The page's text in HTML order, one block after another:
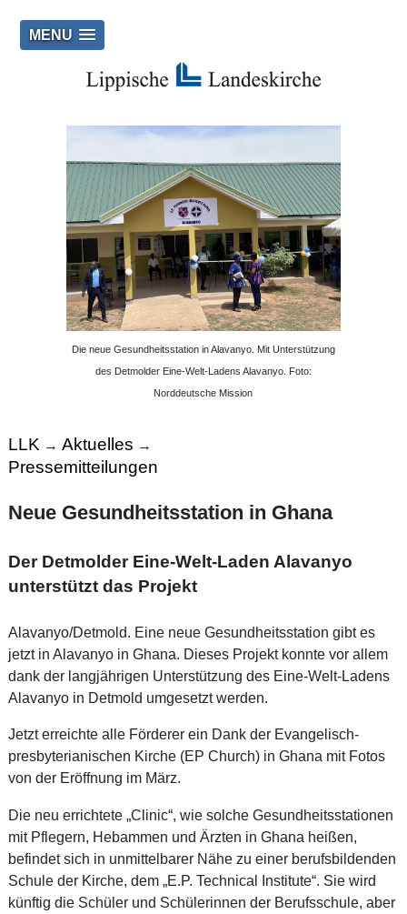
MENU
Die neue Gesundheitsstation in Alavanyo. Mit Unterstützung
des Detmolder Eine-Welt-Ladens Alavanyo. Foto:
Norddeutsche Mission
LLK → Aktuelles →
Pressemitteilungen
Neue Gesundheitsstation in Ghana
Der Detmolder Eine-Welt-Laden Alavanyo
unterstützt das Projekt
Alavanyo/Detmold. Eine neue Gesundheitsstation gibt es
jetzt in Alavanyo in Ghana. Dieses Projekt konnte vor allem
dank der langjährigen Unterstützung des Eine-Welt-Ladens
Alavanyo in Detmold umgesetzt werden.
Jetzt erreichte alle Förderer ein Dank der Evangelisch-
presbyterianischen Kirche (EP Church) in Ghana mit Fotos
von der Eröffnung im März.
Die neu errichtete „Clinic“, wie solche Gesundheitsstationen
mit Pflegern, Hebammen und Ärzten in Ghana heißen,
befindet sich in unmittelbarer Nähe zu einer berufsbildenden
Schule der Kirche, dem „E.P. Technical Institute“. Sie wird
künftig die Schüler und Schülerinnen der Berufsschule, aber